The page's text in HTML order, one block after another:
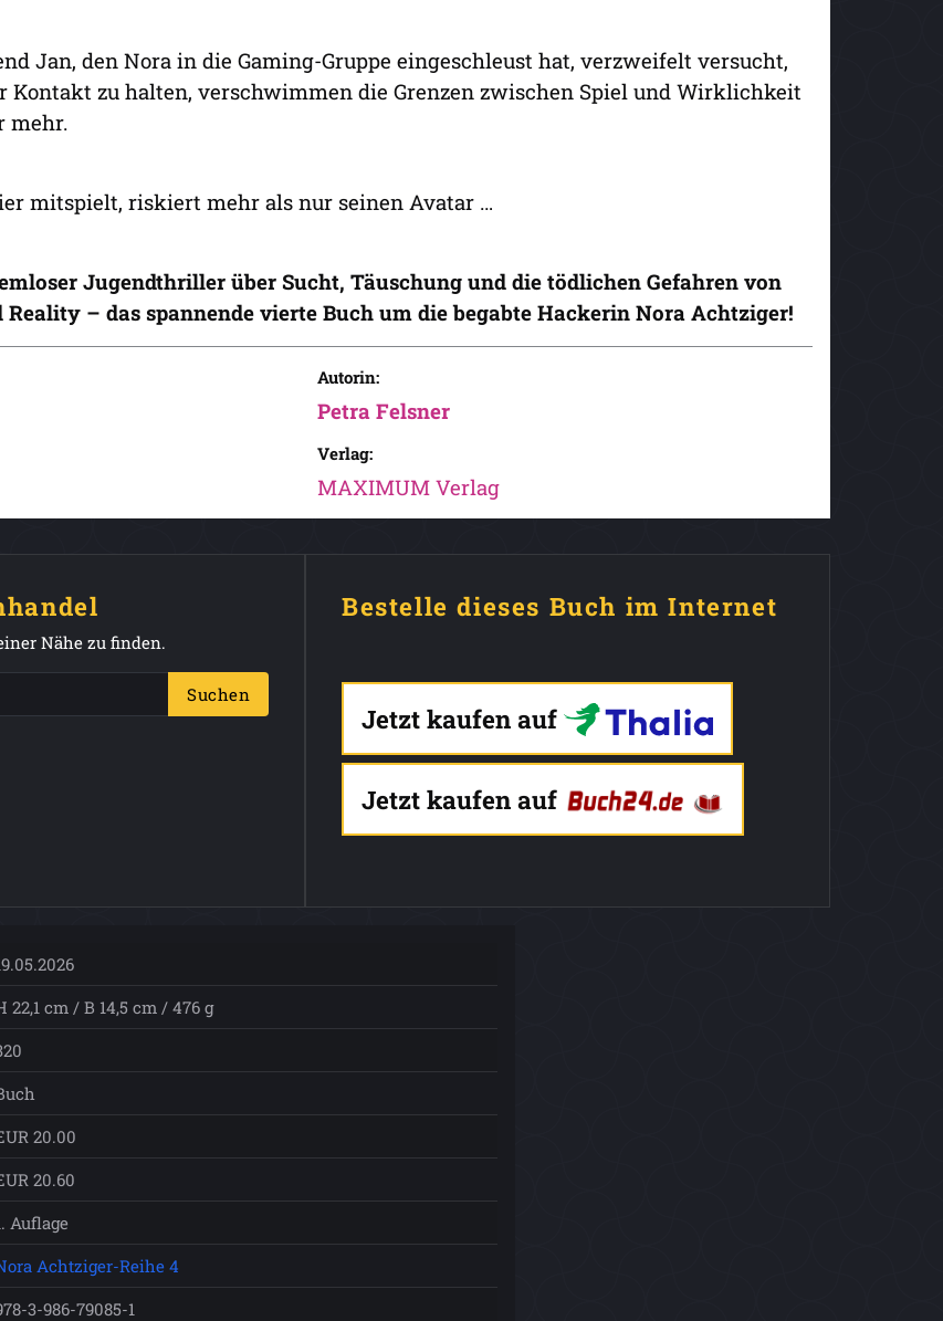
Jan, den Nora in die Gaming-Gruppe eingeschleust hat, verzweifelt versucht,
Kontakt zu halten, verschwimmen die Grenzen zwischen Spiel und Wirklichkeit
mehr.
mitspielt, riskiert mehr als nur seinen Avatar …
Jugendthriller über Sucht, Täuschung und die ­tödlichen Gefahren von
– das spannende vierte Buch um die begabte Hackerin Nora Achtziger!
Autorin:
Petra Felsner
Verlag:
MAXIMUM Verlag
Nähe zu finden.
Suchen
Bestelle dieses Buch im Internet
Jetzt kaufen auf
Jetzt kaufen auf
22,1 cm / B 14,5 cm / 476 g
20.00
20.60
Auflage
Achtziger-Reihe 4
3-986-79085-1